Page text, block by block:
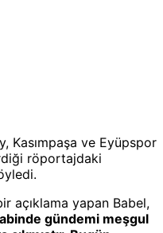
Kasımpaşa ve Eyüpspor
röportajdaki
açıklama yapan Babel,
gündemi meşgul